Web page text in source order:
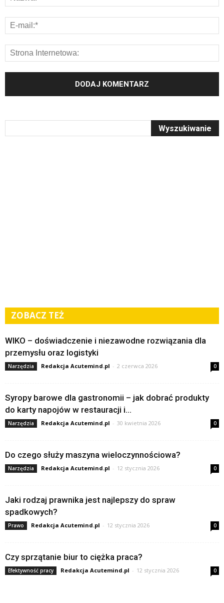
ZOBACZ TEŻ
WIKO – doświadczenie i niezawodne rozwiązania dla
przemysłu oraz logistyki
Narzędzia Redakcja Acutemind.pl - 2 czerwca 2026 0
Syropy barowe dla gastronomii – jak dobrać produkty
do karty napojów w restauracji i...
Narzędzia Redakcja Acutemind.pl - 30 kwietnia 2026 0
Do czego służy maszyna wieloczynnościowa?
Narzędzia Redakcja Acutemind.pl - 12 stycznia 2026 0
Jaki rodzaj prawnika jest najlepszy do spraw
spadkowych?
Prawo Redakcja Acutemind.pl - 12 stycznia 2026 0
Czy sprzątanie biur to ciężka praca?
Efektywność pracy Redakcja Acutemind.pl - 12 stycznia 2026 0